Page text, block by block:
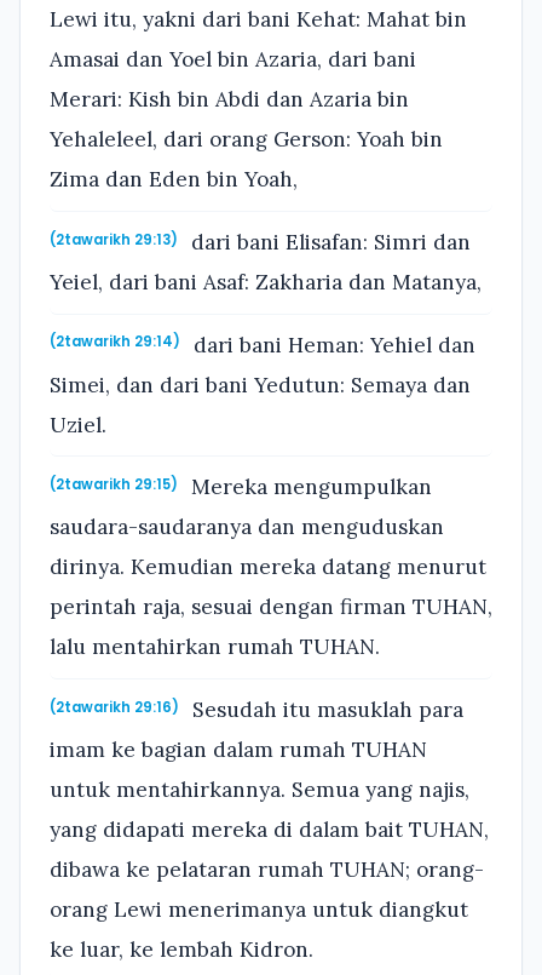
Lewi itu, yakni dari bani Kehat: Mahat bin
Amasai dan Yoel bin Azaria, dari bani
Merari: Kish bin Abdi dan Azaria bin
Yehaleleel, dari orang Gerson: Yoah bin
Zima dan Eden bin Yoah,
(2tawarikh 29:13)
dari bani Elisafan: Simri dan
Yeiel, dari bani Asaf: Zakharia dan Matanya,
(2tawarikh 29:14)
dari bani Heman: Yehiel dan
Simei, dan dari bani Yedutun: Semaya dan
Uziel.
(2tawarikh 29:15)
Mereka mengumpulkan
saudara-saudaranya dan menguduskan
dirinya. Kemudian mereka datang menurut
perintah raja, sesuai dengan firman TUHAN,
lalu mentahirkan rumah TUHAN.
(2tawarikh 29:16)
Sesudah itu masuklah para
imam ke bagian dalam rumah TUHAN
untuk mentahirkannya. Semua yang najis,
yang didapati mereka di dalam bait TUHAN,
dibawa ke pelataran rumah TUHAN; orang-
orang Lewi menerimanya untuk diangkut
ke luar, ke lembah Kidron.